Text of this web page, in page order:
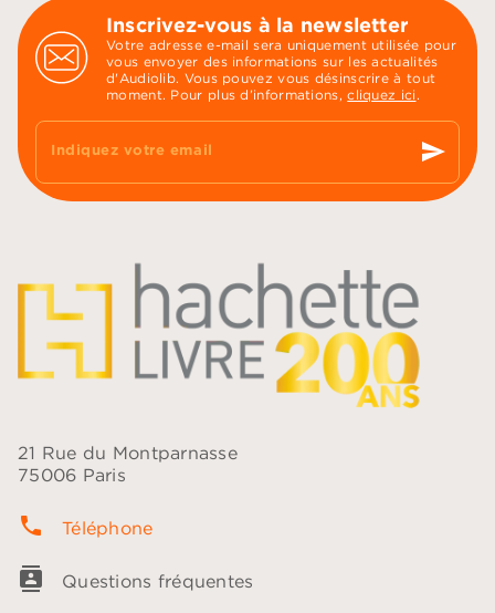
Inscrivez-vous à la newsletter
Votre adresse e-mail sera uniquement utilisée pour
vous envoyer des informations sur les actualités
d'Audiolib. Vous pouvez vous désinscrire à tout
moment. Pour plus d’informations,cliquez ici .
Indiquez votre email send
21 Rue du Montparnasse
75006 Paris
phone Téléphone
contacts Questions fréquentes